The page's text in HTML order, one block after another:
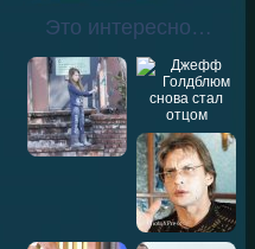
Это интересно…